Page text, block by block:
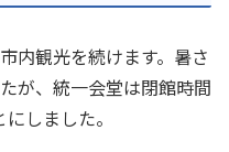
内観光を続けます。暑さ
が、統一会堂は閉館時間
しました。